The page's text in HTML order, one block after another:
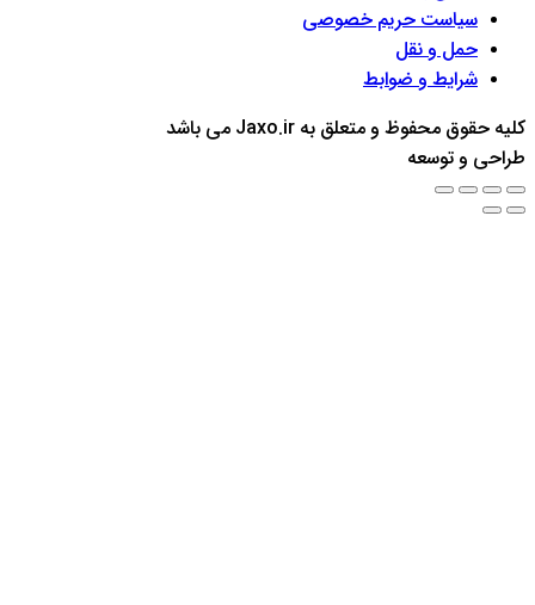
سیاست حریم خصوصی
حمل و نقل
شرایط و ضوابط
Back
to
top
کلیه حقوق محفوظ و متعلق به Jaxo.ir می باشد
طراحی و توسعه